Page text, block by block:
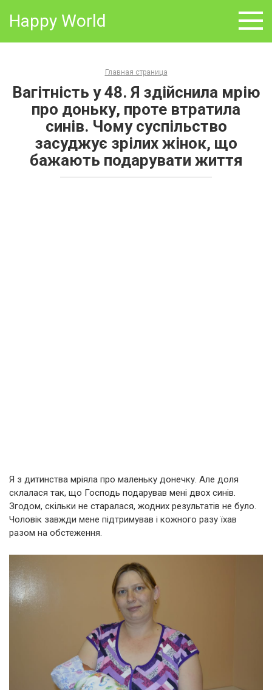
Happy World
Главная страница
Вагітність у 48. Я здійснила мрію
про доньку, проте втратила
синів. Чому суспільство
засуджує зрілих жінок, що
бажають подарувати життя
Я з дитинства мріяла про маленьку донечку. Але доля
склалася так, що Господь подарував мені двох синів.
Згодом, скільки не старалася, жодних результатів не було.
Чоловік завжди мене підтримував і кожного разу їхав
разом на обстеження.